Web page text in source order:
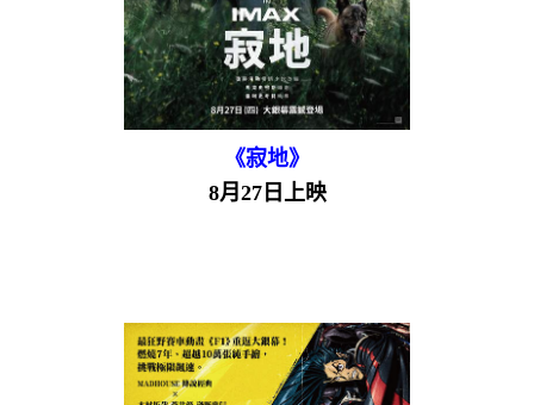
《寂地》
8月27日上映